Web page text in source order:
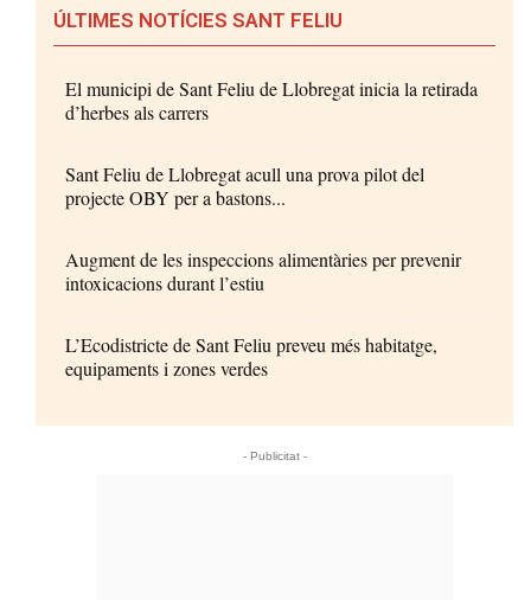
ÚLTIMES NOTÍCIES SANT FELIU
El municipi de Sant Feliu de Llobregat inicia la retirada
d’herbes als carrers
Sant Feliu de Llobregat acull una prova pilot del
projecte OBY per a bastons...
Augment de les inspeccions alimentàries per prevenir
intoxicacions durant l’estiu
L’Ecodistricte de Sant Feliu preveu més habitatge,
equipaments i zones verdes
- Publicitat -